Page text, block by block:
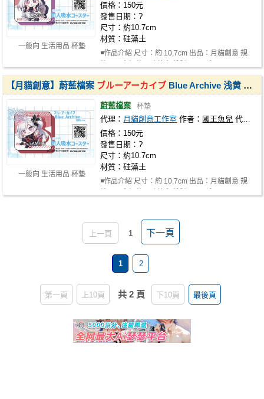
一般向 生活用品 杯墊
價格：150元
發售日期：?
尺寸：約10.7cm
材質：硅藻土
◾作品介紹 尺寸：約 10.7cm 出品：月貓創意 規
一般向 生活用品 杯墊
【月貓創意】蔚藍檔案 ブルーアーカイブ Blue Archive 浅黄 ムツキ 浅黄睦月 同人吸水杯墊 繪師 國王魚兒
蔚藍檔案 杯墊
代理： 月貓創意工作室 作者： 國王魚兒 代理社團：
價格：150元
發售日期：?
尺寸：約10.7cm
材質：硅藻土
◾作品介紹 尺寸：約 10.7cm 出品：月貓創意 規
上一頁 1 下一頁
1 2
第一頁 上10頁 共 2 頁 下10頁 最後頁